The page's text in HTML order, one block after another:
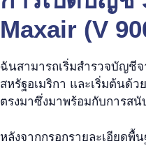
Maxair (V
ฉันสามารถเริ่มสำรวจบัญชี
สหรัฐอเมริกา และเริ่มต้นด้
ตรงมาซึ่งมาพร้อมกับการส
หลังจากกรอกรายละเอียดพื้